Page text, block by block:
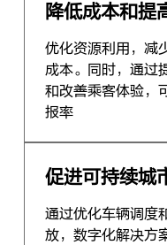
降低成本和提
优化资源利用，减
成本。同时，通过
和改善乘客体验，
报率
促进可持续城
通过优化车辆调度
放，数字化解决方